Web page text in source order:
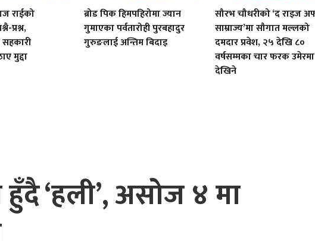
राईको
प्रश्न,
मुद्दा
ब्रोड पिक हिमपहिरोमा ज्यान
गुमाएका पर्वतारोही पुरबहादुर
गुरुङलाई अन्तिम बिदाइ
सौरभ चौधरीको ‘द राइज
साम्राज्य’मा सौगात मल्लको
दमदार प्रवेश, २५ देखि ८०
वर्षसम्मका चार फरक उमेरमा
देखिने
हुँदै ‘हली’, असोज ४ मा